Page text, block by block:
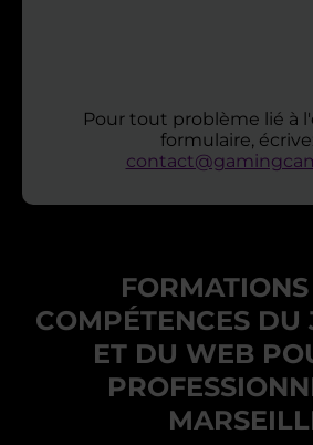
Pour tout problème lié à
formulaire,
COMPÉTENCES DU
ET DU WEB